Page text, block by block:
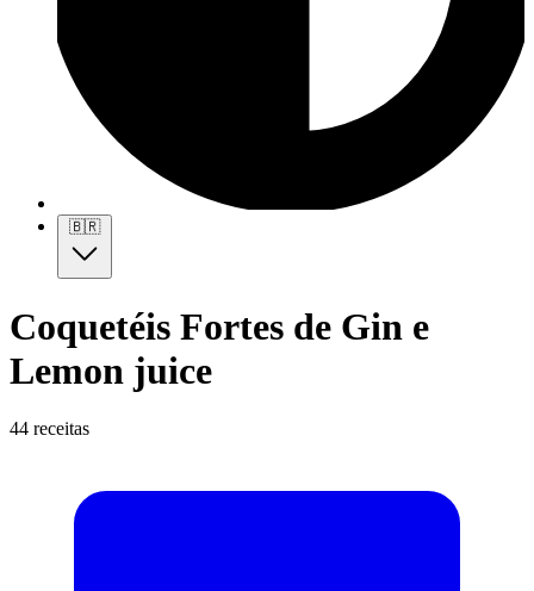
🇧🇷
Coquetéis Fortes de Gin e
Lemon juice
44 receitas